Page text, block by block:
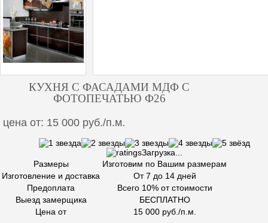
КУХНЯ С ФАСАДАМИ МДФ С
ФОТОПЕЧАТЬЮ Ф26
цена от: 15 000 руб./п.м.
Загрузка...
Размеры
Изготовим по Вашим размерам
Изготовление и доставка
От 7 до 14 дней
Предоплата
Всего 10% от стоимости
Выезд замерщика
БЕСПЛАТНО
Цена от
15 000 руб./п.м.